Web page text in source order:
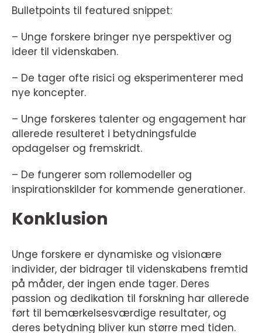
Bulletpoints til featured snippet:
– Unge forskere bringer nye perspektiver og
ideer til videnskaben.
– De tager ofte risici og eksperimenterer med
nye koncepter.
– Unge forskeres talenter og engagement har
allerede resulteret i betydningsfulde
opdagelser og fremskridt.
– De fungerer som rollemodeller og
inspirationskilder for kommende generationer.
Konklusion
Unge forskere er dynamiske og visionære
individer, der bidrager til videnskabens fremtid
på måder, der ingen ende tager. Deres
passion og dedikation til forskning har allerede
ført til bemærkelsesværdige resultater, og
deres betydning bliver kun større med tiden.